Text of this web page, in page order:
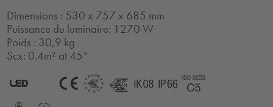
Dimensions : 530 x 757 x 685 mm
Puissance du luminaire: 1270 W
Poids : 30,9 kg
Scx: 0.4m² at 45°